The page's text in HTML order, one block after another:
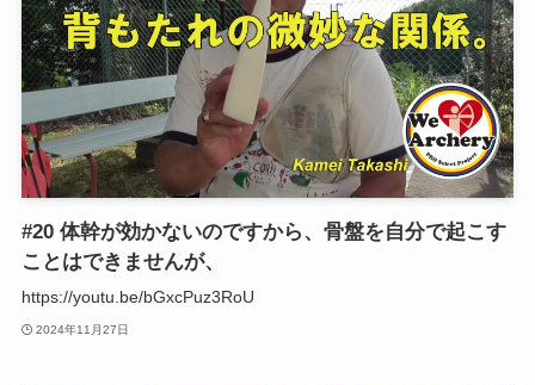
#20 体幹が効かないのですから、骨盤を自分で起こす
ことはできませんが、
https://youtu.be/bGxcPuz3RoU
2024年11月27日